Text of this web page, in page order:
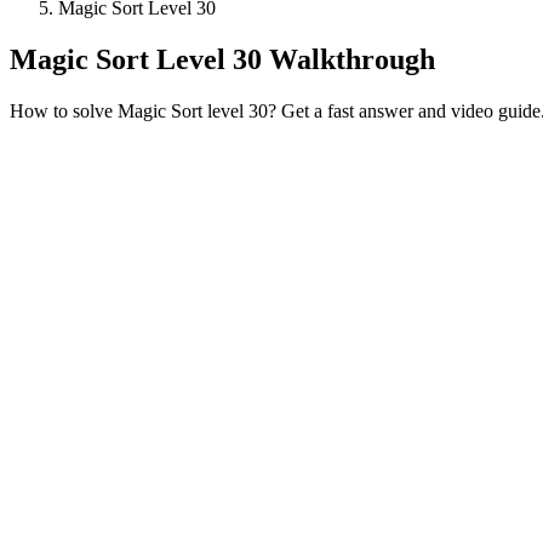
Magic Sort Level 30
Magic Sort Level 30 Walkthrough
How to solve Magic Sort level 30? Get a fast answer and video guide.